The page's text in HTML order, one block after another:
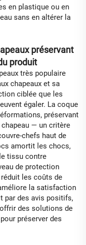
en plastique ou en
sans en altérer la
préservant
produit
très populaire
chapeaux et sa
ciblée que les
égaler. La coque
préservant
— un critère
chefs haut de
amortit les chocs,
tissu contre
de protection
réduit les coûts de
la satisfaction
par des avis positifs,
des solutions de
préserver des